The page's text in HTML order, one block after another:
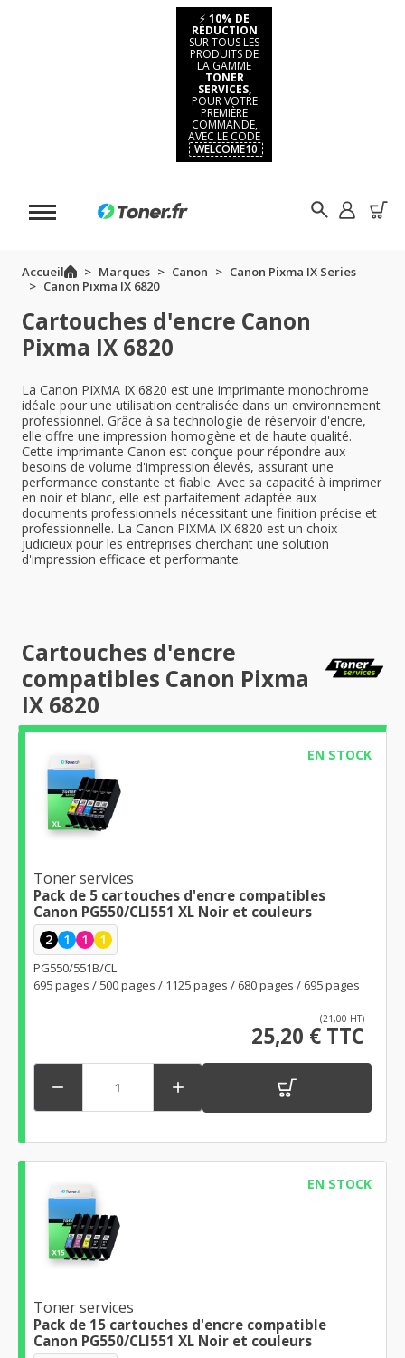
⚡ 10% DE
RÉDUCTION
SUR TOUS LES
PRODUITS DE
LA GAMME
TONER
SERVICES,
POUR VOTRE
PREMIÈRE
COMMANDE,
AVEC LE CODE
WELCOME10
Accueil Marques Canon
Canon Pixma IX Series
Canon Pixma IX 6820
Cartouches d'encre Canon
Pixma IX 6820
La Canon PIXMA IX 6820 est une imprimante monochrome
idéale pour une utilisation centralisée dans un environnement
professionnel. Grâce à sa technologie de réservoir d'encre,
elle offre une impression homogène et de haute qualité.
Cette imprimante Canon est conçue pour répondre aux
besoins de volume d'impression élevés, assurant une
performance constante et fiable. Avec sa capacité à imprimer
en noir et blanc, elle est parfaitement adaptée aux
documents professionnels nécessitant une finition précise et
professionnelle. La Canon PIXMA IX 6820 est un choix
judicieux pour les entreprises cherchant une solution
d'impression efficace et performante.
Cartouches d'encre
compatibles Canon Pixma
IX 6820
EN STOCK
Toner services
Pack de 5 cartouches d'encre compatibles
Canon PG550/CLI551 XL Noir et couleurs
2 1 1 1
PG550/551B/CL
695 pages / 500 pages / 1125 pages / 680 pages / 695 pages
(21,00 HT)
25,20 € TTC
 
EN STOCK
Toner services
Pack de 15 cartouches d'encre compatible
Canon PG550/CLI551 XL Noir et couleurs